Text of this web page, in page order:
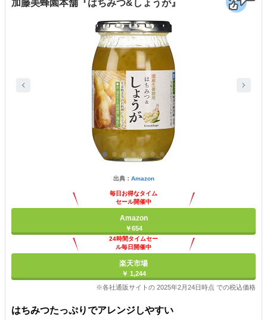
加藤美蜂園本舗『はちみつ&しょうが』
出典： Amazon
毎日お得なタイム
セール開催中
Amazon
￥654
24時間タイムセー
ル毎日開催中
楽天市場
￥ 1,244
※各社通販サイトの 2025年2月24日時点 での税込価格
はちみつたっぷりでアレンジしやすい